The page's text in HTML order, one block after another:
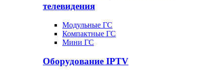
телевидения
Модульные ГС
Компактные ГС
Мини ГС
Оборудование IPTV